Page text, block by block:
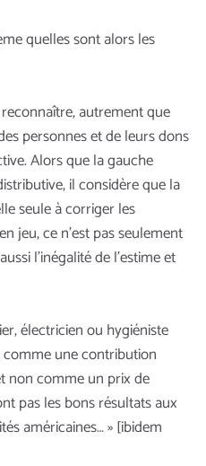
quelles sont alors les
autrement que
personnes et de leurs dons
Alors que la gauche
il considère que la
seule à corriger les
jeu, ce n’est pas seulement
l’inégalité de l’estime et
électricien ou hygiéniste
une contribution
non comme un prix de
pas les bons résultats aux
américaines… » [ibidem